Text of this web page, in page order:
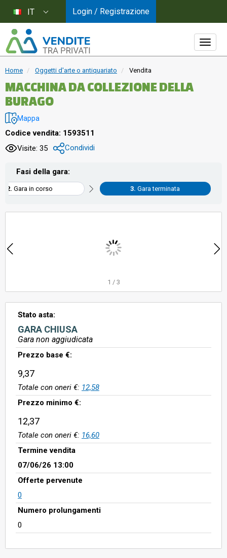
Home Oggetti d'arte o antiquariato Vendita
MACCHINA DA COLLEZIONE DELLA
BURAGO
Mappa
Codice vendita: 1593511
Visite: 35
Condividi
Fasi della gara:
Gara in corso Gara terminata
1 / 3
Stato asta:
GARA CHIUSA
Gara non aggiudicata
Prezzo base €:
9,37
Totale con oneri €: 12,58
Prezzo minimo €:
12,37
Totale con oneri €: 16,60
Termine vendita
07/06/26 13:00
Offerte pervenute
0
Numero prolungamenti
0
IT Login / Registrazione